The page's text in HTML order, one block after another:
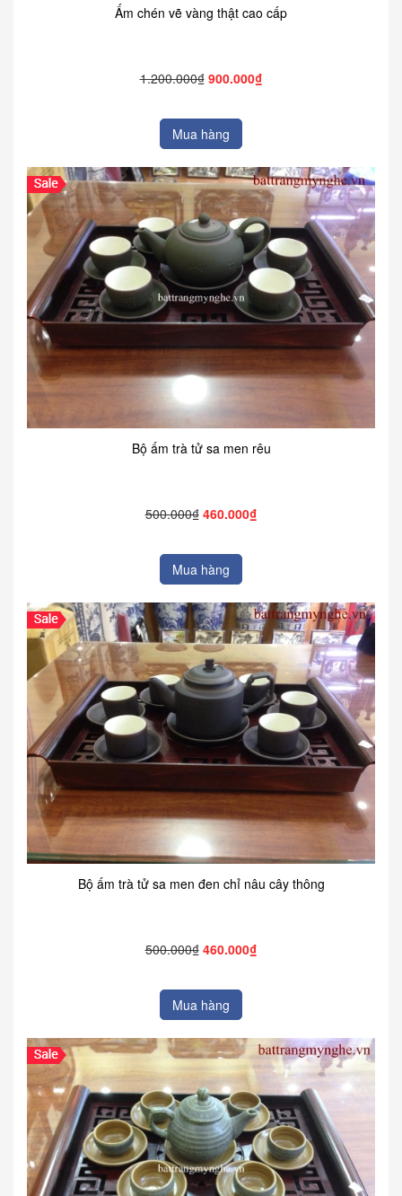
Ấm chén vẽ vàng thật cao cấp
1.200.000₫ 900.000₫
Mua hàng
Bộ ấm trà tử sa men rêu
500.000₫ 460.000₫
Mua hàng
Bộ ấm trà tử sa men đen chỉ nâu cây thông
500.000₫ 460.000₫
Mua hàng